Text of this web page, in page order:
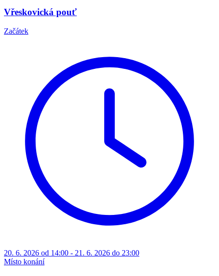
Vřeskovická pouť
Začátek
20. 6. 2026 od 14:00 - 21. 6. 2026 do 23:00
Místo konání